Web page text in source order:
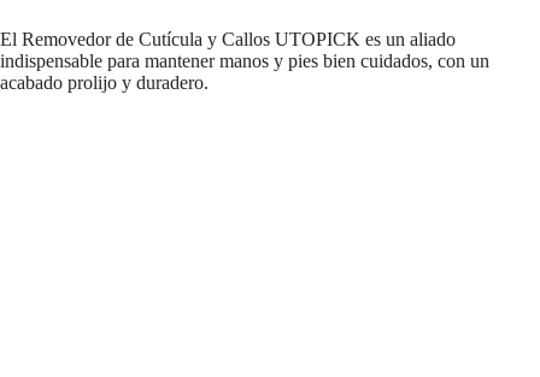
El Removedor de Cutícula y Callos UTOPICK es un aliado
indispensable para mantener manos y pies bien cuidados, con un
acabado prolijo y duradero.